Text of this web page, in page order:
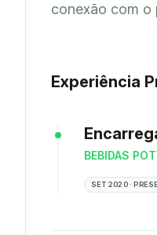
conexão com o
Experiência
BEBIDAS
SET 2020 ·